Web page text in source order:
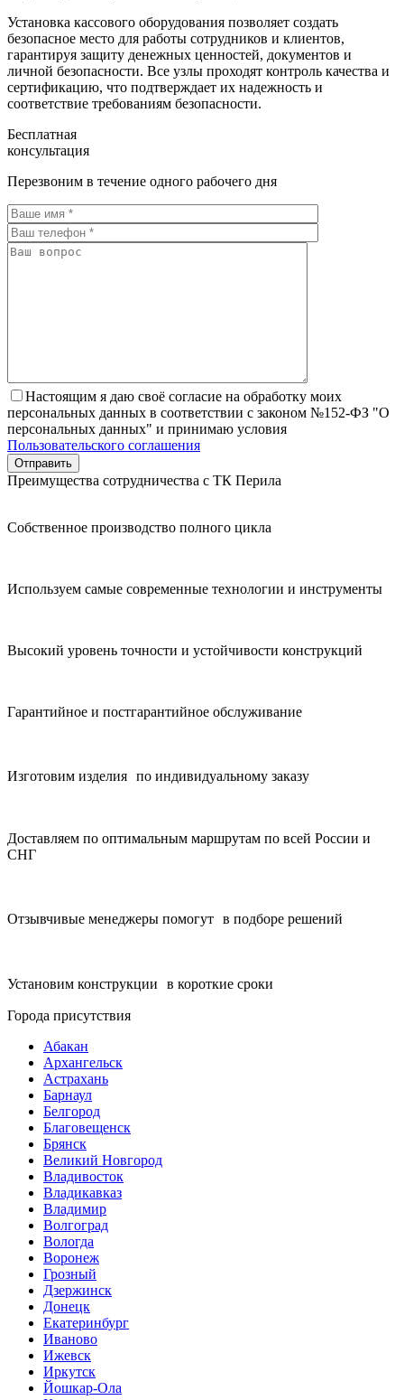
Установка кассового оборудования позволяет создать
безопасное место для работы сотрудников и клиентов,
гарантируя защиту денежных ценностей, документов и
личной безопасности. Все узлы проходят контроль качества и
сертификацию, что подтверждает их надежность и
соответствие требованиям безопасности.
Бесплатная
консультация
Перезвоним в течение одного рабочего дня
Настоящим я даю своё согласие на обработку моих
персональных данных в соответствии с законом №152-ФЗ "О
персональных данных" и принимаю условия
Пользовательского соглашения
Преимущества сотрудничества с ТК Перила
Собственное производство полного цикла
Используем самые современные технологии и инструменты
Высокий уровень точности и устойчивости конструкций
Гарантийное и постгарантийное обслуживание
Изготовим изделия по индивидуальному заказу
Доставляем по оптимальным маршрутам по всей России и
СНГ
Отзывчивые менеджеры помогут в подборе решений
Установим конструкции в короткие сроки
Города присутствия
Абакан
Архангельск
Астрахань
Барнаул
Белгород
Благовещенск
Брянск
Великий Новгород
Владивосток
Владикавказ
Владимир
Волгоград
Вологда
Воронеж
Грозный
Дзержинск
Донецк
Екатеринбург
Иваново
Ижевск
Иркутск
Йошкар-Ола